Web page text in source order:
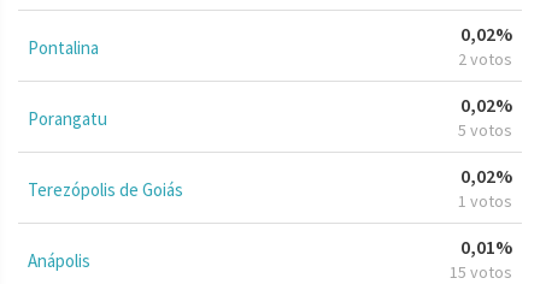
Pontalina
0,02%
2 votos
Porangatu
0,02%
5 votos
Terezópolis de Goiás
0,02%
1 votos
Anápolis
0,01%
15 votos